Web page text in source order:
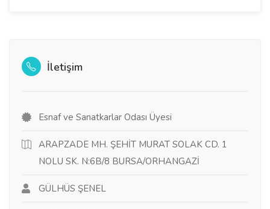
İletişim
Esnaf ve Sanatkarlar Odası Üyesi
ARAPZADE MH. ŞEHİT MURAT SOLAK CD. 1
NOLU SK. N:6B/8 BURSA/ORHANGAZİ
GÜLHÜS ŞENEL